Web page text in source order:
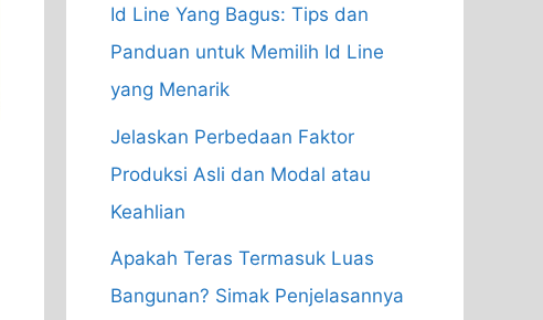
Id Line Yang Bagus: Tips dan
Panduan untuk Memilih Id Line
yang Menarik
Jelaskan Perbedaan Faktor
Produksi Asli dan Modal atau
Keahlian
Apakah Teras Termasuk Luas
Bangunan? Simak Penjelasannya